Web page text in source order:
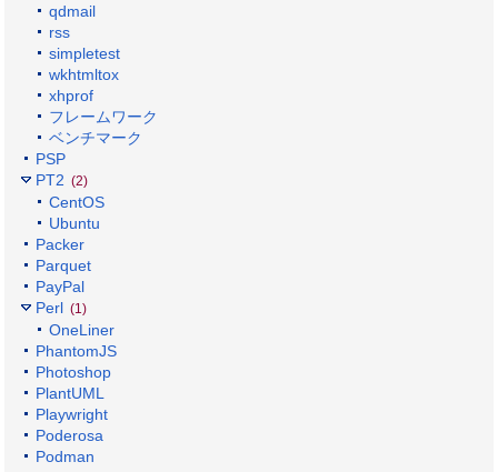
qdmail
rss
simpletest
wkhtmltox
xhprof
フレームワーク
ベンチマーク
PSP
PT2 (2)
CentOS
Ubuntu
Packer
Parquet
PayPal
Perl (1)
OneLiner
PhantomJS
Photoshop
PlantUML
Playwright
Poderosa
Podman